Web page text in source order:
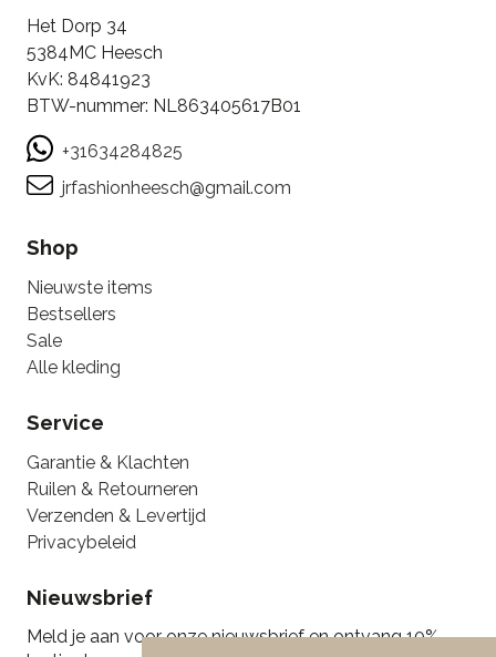
Het Dorp 34
5384MC Heesch
KvK: 84841923
BTW-nummer: NL863405617B01
+31634284825
jrfashionheesch@gmail.com
Shop
Nieuwste items
Bestsellers
Sale
Alle kleding
Service
Garantie & Klachten
Ruilen & Retourneren
Verzenden & Levertijd
Privacybeleid
Nieuwsbrief
Meld je aan voor onze nieuwsbrief en ontvang 10%